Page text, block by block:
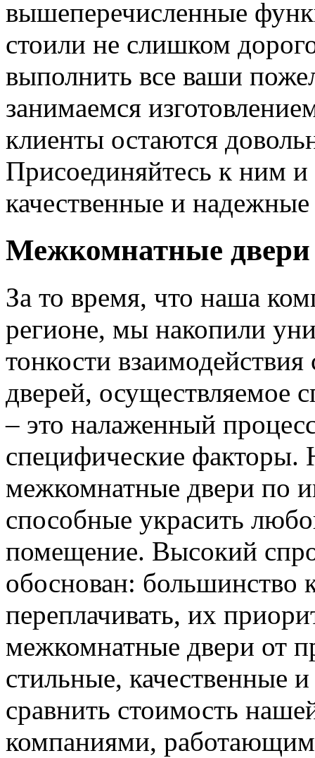
вышеперечисленные
стоили не слишком
выполнить все ваши
занимаемся
клиенты остаются
Присоединяйтесь к ним
качественные и
Межкомнатные двери
За то время, что наша
регионе, мы накопили
тонкости
дверей, осуществляемое
– это налаженный
специфические
межкомнатные двери по
способные украсить
помещение. Высокий
обоснован: большинство
переплачивать, их
межкомнатные двери от
стильные, качественные
сравнить стоимость
компаниями,